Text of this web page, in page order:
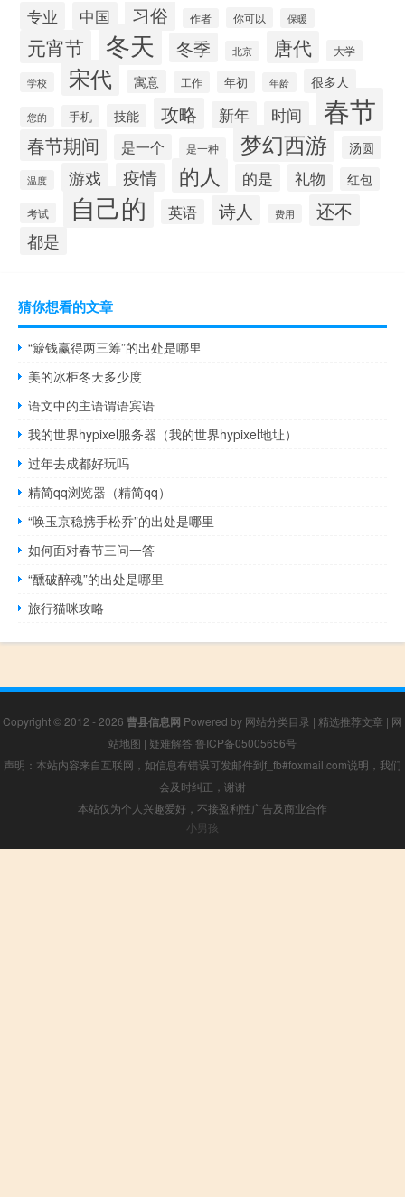
专业 中国 习俗 作者 你可以 保暖
元宵节 冬天 冬季 北京 唐代 大学
学校 宋代 寓意 工作 年初 年龄 很多人
您的 手机 技能 攻略 新年 时间 春节
春节期间 是一个 是一种 梦幻西游 汤圆
温度 游戏 疫情 的人 的是 礼物 红包
考试 自己的 英语 诗人 费用 还不
都是
猜你想看的文章
“簸钱赢得两三筹”的出处是哪里
美的冰柜冬天多少度
语文中的主语谓语宾语
我的世界hypixel服务器（我的世界hypixel地址）
过年去成都好玩吗
精简qq浏览器（精简qq）
“唤玉京稳携手松乔”的出处是哪里
如何面对春节三问一答
“醺破醉魂”的出处是哪里
旅行猫咪攻略
Copyright © 2012 - 2026 曹县信息网 Powered by 网站分类目录 | 精选推荐文章 | 网
站地图 | 疑难解答 鲁ICP备05005656号
声明：本站内容来自互联网，如信息有错误可发邮件到f_fb#foxmail.com说明，我们
会及时纠正，谢谢
本站仅为个人兴趣爱好，不接盈利性广告及商业合作
小男孩